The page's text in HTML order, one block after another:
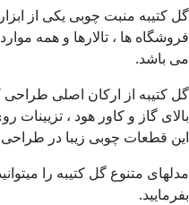
کتیبه منبت چوبی یکی از
ها ، تالارها و همه
باشد.
کتیبه از ارکان اصلی طراحی
گاز و کاور هود ، تزیینات
قطعات چوبی زیبا در طراحی
متنوع گل کتیبه را